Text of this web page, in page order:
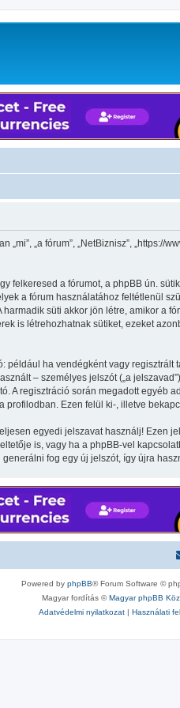
„a fórum”, „NetBiznisz”,
felkeresed a fórumot, a phpBB ún.
a fórum használatához feltétlenül
süti akkor jön létre, amikor a
is létrehozhatnak sütiket, ezeket
ha vendégként vagy
– személyes jelszót („a
A regisztráció során megadott egyéb
Ezen felül ki-, illetve
egyedi jelszavat használj! Ezen
is, vagy ha a phpBB-vel
fog egy új jelszót, így újra
Powered by phpBB® Forum Software ©
Magyar fordítás ©Magyar phpBB
Adatvédelmi nyilatkozat| Használati